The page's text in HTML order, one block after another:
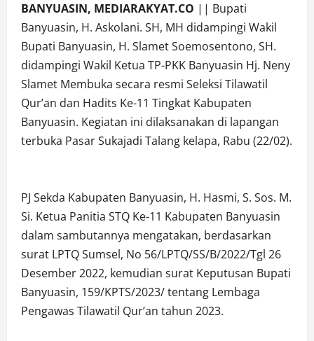
BANYUASIN, MEDIARAKYAT.CO || Bupati
Banyuasin, H. Askolani. SH, MH didampingi Wakil
Bupati Banyuasin, H. Slamet Soemosentono, SH.
didampingi Wakil Ketua TP-PKK Banyuasin Hj. Neny
Slamet Membuka secara resmi Seleksi Tilawatil
Qur’an dan Hadits Ke-11 Tingkat Kabupaten
Banyuasin. Kegiatan ini dilaksanakan di lapangan
terbuka Pasar Sukajadi Talang kelapa, Rabu (22/02).
PJ Sekda Kabupaten Banyuasin, H. Hasmi, S. Sos. M.
Si. Ketua Panitia STQ Ke-11 Kabupaten Banyuasin
dalam sambutannya mengatakan, berdasarkan
surat LPTQ Sumsel, No 56/LPTQ/SS/B/2022/Tgl 26
Desember 2022, kemudian surat Keputusan Bupati
Banyuasin, 159/KPTS/2023/ tentang Lembaga
Pengawas Tilawatil Qur’an tahun 2023.